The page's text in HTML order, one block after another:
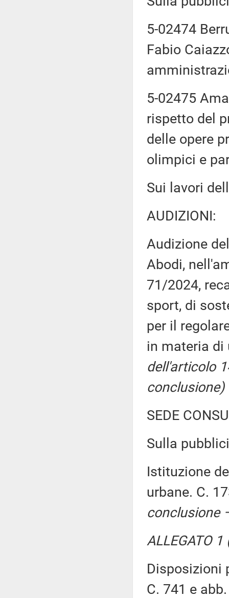
5-02474
Fabio
5-02475
rispetto del
delle opere
olimpici e
Sui lavori
AUDIZIONI:
Audizione
Abodi,
71/2024,
sport, di
per il
in materia
dell'articolo
conclusione)
SEDE
Sulla
Istituzione
urbane. C.
conclusione
ALLEGATO
Disposizioni
C. 741 e